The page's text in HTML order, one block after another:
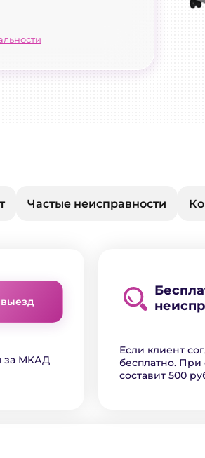
Частые неисправности
выезд
за МКАД
Если клиент
бесплатно. При
составит 500